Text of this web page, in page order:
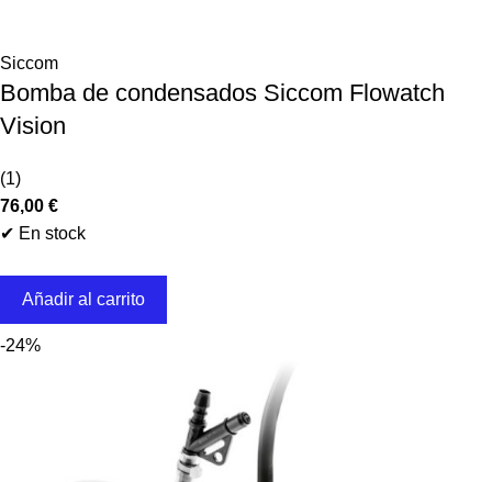
Siccom
Bomba de condensados Siccom Flowatch
Vision
(1)
76,00 €
✔ En stock
Añadir al carrito
-24%